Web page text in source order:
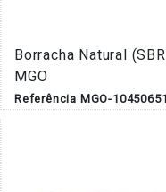
Borracha Natural
MGO
Referência MGO-